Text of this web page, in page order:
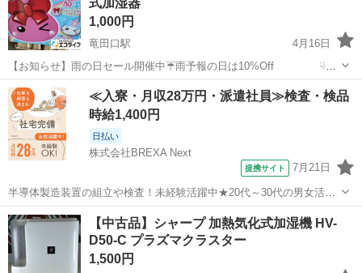
式加湿器
1,000円
竜田口駅
4月16日
【お知らせ】雨の日セール開催中☔雨予報の日は10%Off ☟商
品詳細☟ 【状態】中古品 動作確認済み 【クリーニング】簡易清掃済
み 【サイズ】高さ ㎝ 横幅 ㎝ 奥行 ㎝ 【その他】中古品
の為、それなりの使...
熊本 熊本市 竜田口駅 季節、空調家電 ほっぺちゃん
≪入寮・月収28万円・派遣社員≫検査・検品
時給1,400円
日払い
株式会社BREXA Next
提携サイト 7月21日
半導体製造装置の組立や検査！未経験活躍中★20代～30代の男女活躍
中★ワンルーム寮完備！赴任旅費会社負担！マイカー通勤OK！無料駐
車場あり！正社員登用あり！《熊本県菊池郡大津町》 人気の工場のお
仕事 ◇半導体製造装置の組立...
熊本 その他
【中古品】シャープ 加熱気化式加湿機 HV-
D50-C プラズマクラスター
1,500円